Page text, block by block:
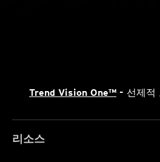
Trend Vision One™ - 선제적
리소스